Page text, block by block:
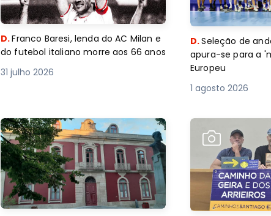
D.Franco Baresi, lenda do AC Milan e
do futebol italiano morre aos 66 anos
31 julho 2026
D.Seleção de
apura-se para a
Europeu
1 agosto 2026